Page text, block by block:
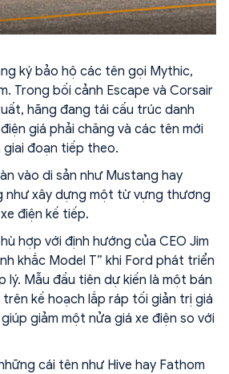
ký bảo hộ các tên gọi Mythic,
Trong bối cảnh Escape và Corsair
hãng đang tái cấu trúc danh
giá phải chăng và các tên mới
giai đoạn tiếp theo.
vào di sản như Mustang hay
như xây dựng một từ vựng thương
điện kế tiếp.
hợp với định hướng của CEO Jim
khắc Model T” khi Ford phát triển
lý. Mẫu đầu tiên dự kiến là một bán
kế hoạch lắp ráp tối giản trị giá
giảm một nửa giá xe điện so với
cái tên như Hive hay Fathom